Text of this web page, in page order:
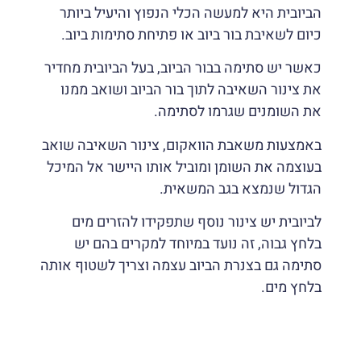
הביובית היא למעשה הכלי הנפוץ והיעיל ביותר
כיום לשאיבת בור ביוב או פתיחת סתימות ביוב.
כאשר יש סתימה בבור הביוב, בעל הביובית מחדיר
את צינור השאיבה לתוך בור הביוב ושואב ממנו
את השומנים שגרמו לסתימה.
באמצעות משאבת הוואקום, צינור השאיבה שואב
בעוצמה את השומן ומוביל אותו היישר אל המיכל
הגדול שנמצא בגב המשאית.
לביובית יש צינור נוסף שתפקידו להזרים מים
בלחץ גבוה, זה נועד במיוחד למקרים בהם יש
סתימה גם בצנרת הביוב עצמה וצריך לשטוף אותה
בלחץ מים.